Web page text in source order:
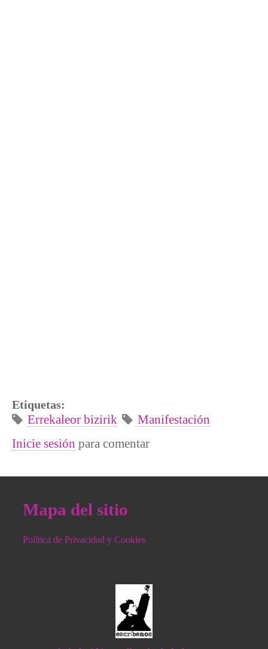
Etiquetas:
Errekaleor bizirik
Manifestación
Inicie sesión para comentar
Mapa del sitio
Política de Privacidad y Cookies